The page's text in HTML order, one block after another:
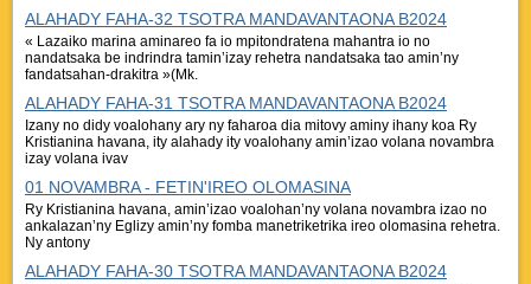
ALAHADY FAHA-32 TSOTRA MANDAVANTAONA B2024
« Lazaiko marina aminareo fa io mpitondratena mahantra io no
nandatsaka be indrindra tamin’izay rehetra nandatsaka tao amin’ny
fandatsahan-drakitra »(Mk.
ALAHADY FAHA-31 TSOTRA MANDAVANTAONA B2024
Izany no didy voalohany ary ny faharoa dia mitovy aminy ihany koa Ry
Kristianina havana, ity alahady ity voalohany amin’izao volana novambra
izay volana ivav
01 NOVAMBRA - FETIN'IREO OLOMASINA
Ry Kristianina havana, amin’izao voalohan’ny volana novambra izao no
ankalazan’ny Eglizy amin’ny fomba manetriketrika ireo olomasina rehetra.
Ny antony
ALAHADY FAHA-30 TSOTRA MANDAVANTAONA B2024